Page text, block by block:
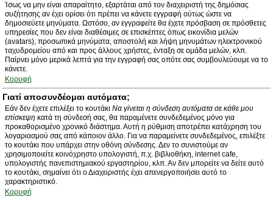
Ίσως να μην είναι απαραίτητο, εξαρτάται από τον διαχειριστή της δημόσιας
συζήτησης αν έχει ορίσει ότι πρέπει να κάνετε εγγραφή ούτως ώστε να
δημοσιεύετε μηνύματα. Ωστόσο, αν εγγραφείτε θα έχετε πρόσβαση σε πρόσθετες
υπηρεσίες που δεν είναι διαθέσιμες σε επισκέπτες όπως εικονίδια μελών
(avatars), προσωπικά μηνύματα, αποστολή και λήψη μηνυμάτων ηλεκτρονικού
ταχυδρομείου από και προς άλλους χρήστες, ένταξη σε ομάδα μελών, κλπ.
Παίρνει μόνο μερικά λεπτά για την εγγραφή σας οπότε σας συμβουλεύουμε να το
κάνετε.
Κορυφή
Γιατί αποσυνδέομαι αυτόματα;
Εάν δεν έχετε επιλέξει το κουτάκι Να γίνεται η σύνδεση αυτόματα σε κάθε μου
επίσκεψη κατά τη σύνδεσή σας, θα παραμένετε συνδεδεμένος μόνο για
προκαθορισμένο χρονικό διάστημα. Αυτή η ρύθμιση αποτρέπει κατάχρηση του
λογαριασμού σας από κάποιον άλλο. Για να παραμείνετε συνδεδεμένος, επιλέξτε
το κουτάκι που υπάρχει στην οθόνη σύνδεσης. Δεν το συνιστούμε αν
χρησιμοποιείτε κοινόχρηστο υπολογιστή, π.χ. βιβλιοθήκη, internet cafe,
υπολογιστής πανεπιστημιακού εργαστηρίου, κλπ. Αν δεν μπορείτε να δείτε αυτό
το κουτάκι, σημαίνει ότι ο Διαχειριστής έχει απενεργοποιήσει αυτό το
χαρακτηριστικό.
Κορυφή